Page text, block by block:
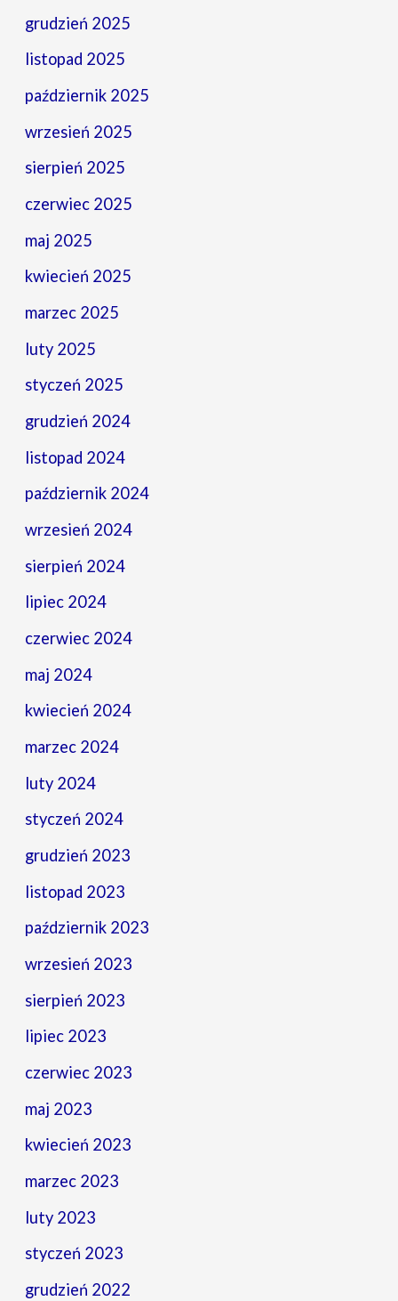
grudzień 2025
listopad 2025
październik 2025
wrzesień 2025
sierpień 2025
czerwiec 2025
maj 2025
kwiecień 2025
marzec 2025
luty 2025
styczeń 2025
grudzień 2024
listopad 2024
październik 2024
wrzesień 2024
sierpień 2024
lipiec 2024
czerwiec 2024
maj 2024
kwiecień 2024
marzec 2024
luty 2024
styczeń 2024
grudzień 2023
listopad 2023
październik 2023
wrzesień 2023
sierpień 2023
lipiec 2023
czerwiec 2023
maj 2023
kwiecień 2023
marzec 2023
luty 2023
styczeń 2023
grudzień 2022